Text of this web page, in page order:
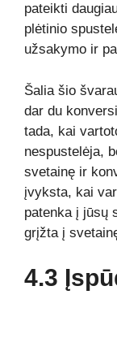
pateikti
plėtinio
užsakymo ir
Šalia šio
dar du
tada, kai
nespustelėja,
svetainę ir
įvyksta, kai
patenka į jūsų
grįžta į
4.3